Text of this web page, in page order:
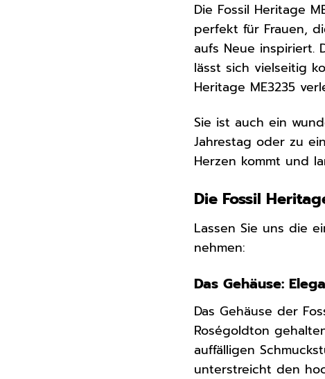
Die Fossil Heritage
perfekt für Frauen,
aufs Neue inspiriert.
lässt sich vielseitig
Heritage ME3235
Sie ist auch ein
Jahrestag oder zu
Herzen kommt und
Die Fossil
Lassen Sie uns die
nehmen:
Das Gehäuse:
Das Gehäuse der
Roségoldton
auffälligen
unterstreicht den